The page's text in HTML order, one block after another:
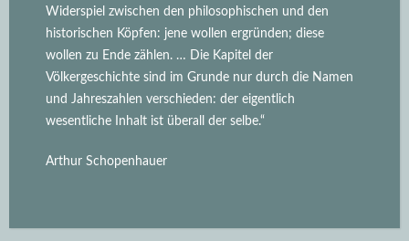
Widerspiel zwischen den philosophischen und den
historischen Köpfen: jene wollen ergründen; diese
wollen zu Ende zählen. … Die Kapitel der
Völkergeschichte sind im Grunde nur durch die Namen
und Jahreszahlen verschieden: der eigentlich
wesentliche Inhalt ist überall der selbe.“
Arthur Schopenhauer